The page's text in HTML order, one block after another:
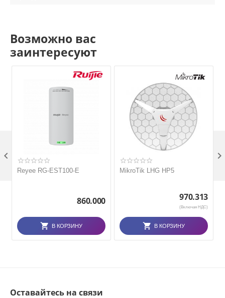
Возможно вас
заинтересуют
Reyee RG-EST100-E
860.000
В КОРЗИНУ
MikroTik LHG HP5
970.313
(Включая НДС)
В КОРЗИНУ
 
Оставайтесь на связи